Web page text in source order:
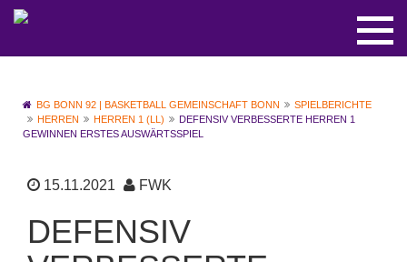
BG BONN 92 | BASKETBALL GEMEINSCHAFT BONN
SPIELBERICHTE
HERREN
HERREN 1 (LL)
DEFENSIV VERBESSERTE HERREN 1
GEWINNEN ERSTES AUSWÄRTSSPIEL
15.11.2021 FWK
DEFENSIV